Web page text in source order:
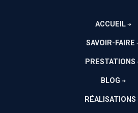
ACCUEIL
SAVOIR-FAIRE
PRESTATIONS
BLOG
RÉALISATIONS